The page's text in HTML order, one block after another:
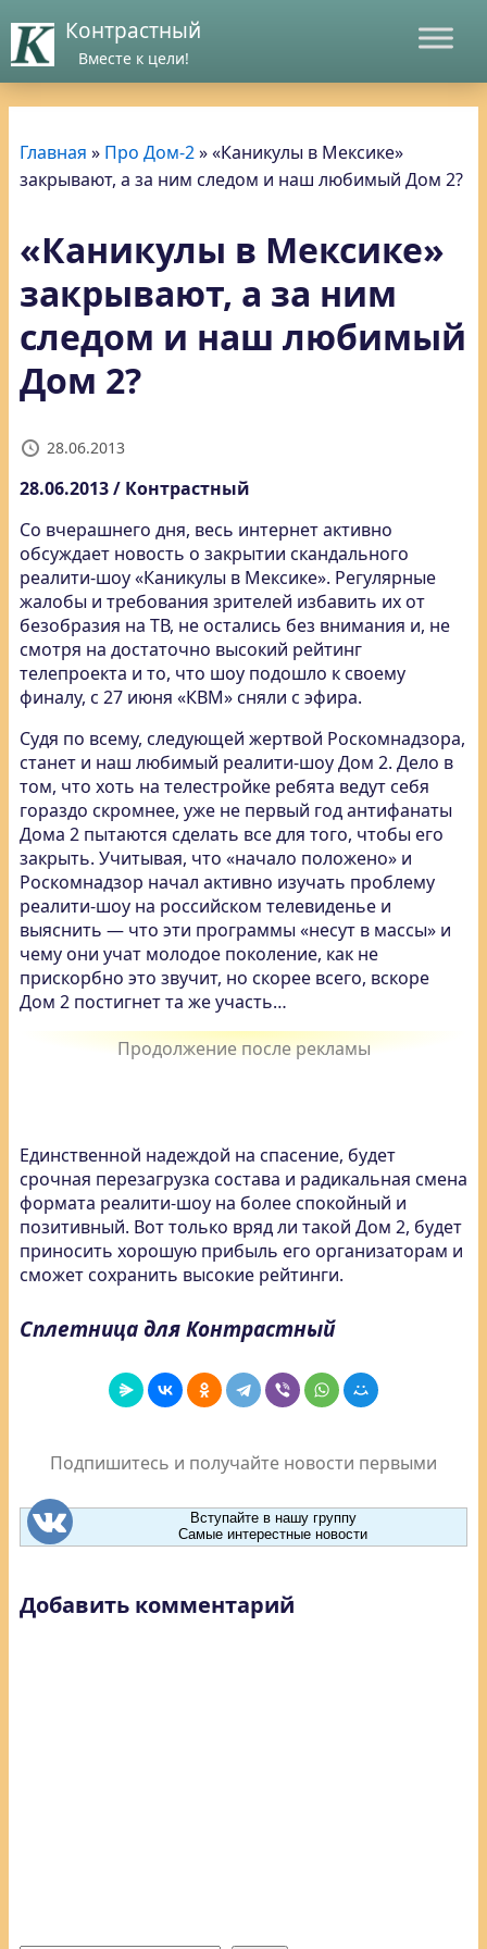
Контрастный
Вместе к цели!
Главная » Про Дом-2»«Каникулы в Мексике»
закрывают, а за ним следом и наш любимый Дом 2?
«Каникулы в Мексике»
закрывают, а за ним
следом и наш любимый
Дом 2?
28.06.2013
28.06.2013 / Контрастный
Со вчерашнего дня, весь интернет активно
обсуждает новость о закрытии скандального
реалити-шоу «Каникулы в Мексике». Регулярные
жалобы и требования зрителей избавить их от
безобразия на ТВ, не остались без внимания и, не
смотря на достаточно высокий рейтинг
телепроекта и то, что шоу подошло к своему
финалу, с 27 июня «КВМ» сняли с эфира.
Судя по всему, следующей жертвой Роскомнадзора,
станет и наш любимый реалити-шоу Дом 2. Дело в
том, что хоть на телестройке ребята ведут себя
гораздо скромнее, уже не первый год антифанаты
Дома 2 пытаются сделать все для того, чтобы его
закрыть. Учитывая, что «начало положено» и
Роскомнадзор начал активно изучать проблему
реалити-шоу на российском телевиденье и
выяснить — что эти программы «несут в массы» и
чему они учат молодое поколение, как не
прискорбно это звучит, но скорее всего, вскоре
Дом 2 постигнет та же участь…
Единственной надеждой на спасение, будет
срочная перезагрузка состава и радикальная смена
формата реалити-шоу на более спокойный и
позитивный. Вот только вряд ли такой Дом 2, будет
приносить хорошую прибыль его организаторам и
сможет сохранить высокие рейтинги.
Сплетница для Контрастный
Подпишитесь и получайте новости первыми
Вступайте в нашу группу
Самые интерестные новости
Добавить комментарий